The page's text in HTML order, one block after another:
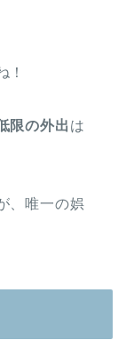
！
限の外出 は
、唯一の娯